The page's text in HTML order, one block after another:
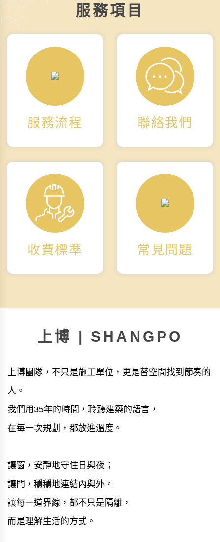
服務項目
服務流程 聯絡我們
收費標準 常見問題
上博 | SHANGPO
上博團隊，不只是施工單位，更是替空間找到節奏的
人。
我們用35年的時間，聆聽建築的語言，
在每一次規劃，都放進溫度。
讓窗，安靜地守住日與夜；
讓門，穩穩地連結內與外。
讓每一道界線，都不只是隔離，
而是理解生活的方式。